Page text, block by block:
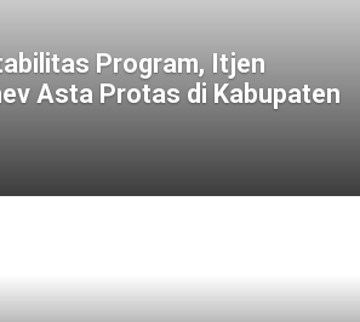
Program, Itjen
Asta Protas di Kabupaten